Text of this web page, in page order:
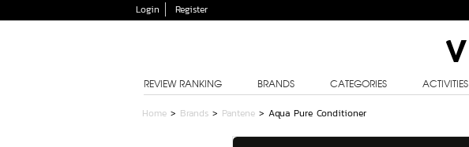
Login Register
REVIEW RANKING BRANDS CATEGORIES ACTIVITIES
Home > Brands > Pantene > Aqua Pure Conditioner